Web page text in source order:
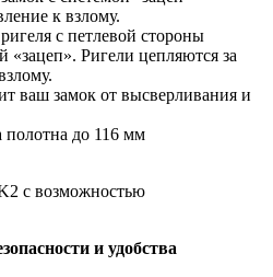
к взлому.
с петлевой стороны
«зацеп». Ригели цепляются за
ваш замок от высверливания и
полотна до 116 мм
с возможностью
и удобства